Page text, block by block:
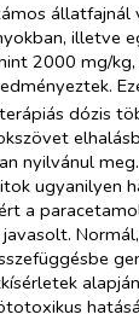
állatfajnál
illetve
2000 mg/
dózis
nyilvánul
ugyanilyen
a